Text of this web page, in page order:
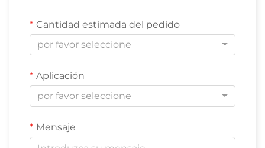
Cantidad estimada del pedido
por favor seleccione
Aplicación
por favor seleccione
Mensaje